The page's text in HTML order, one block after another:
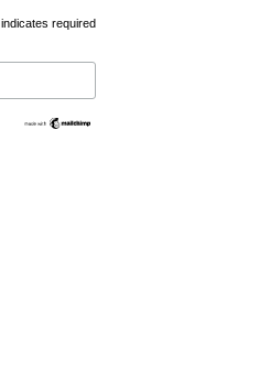
indicates required